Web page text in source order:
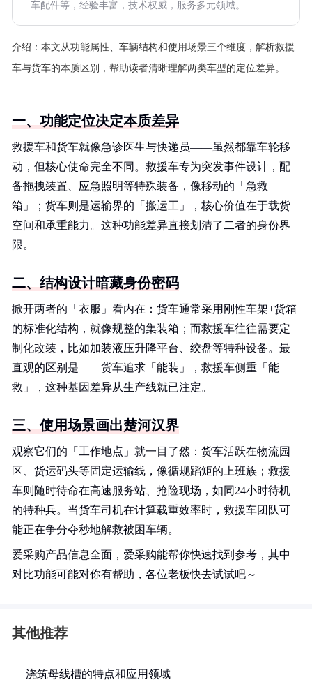
车配件等，经验丰富，技术权威，服务多元领域。
介绍： 本文从功能属性、车辆结构和使用场景三个维度，解析救援
车与货车的本质区别，帮助读者清晰理解两类车型的定位差异。
一、功能定位决定本质差异
救援车和货车就像急诊医生与快递员——虽然都靠车轮移
动，但核心使命完全不同。救援车专为突发事件设计，配
备拖拽装置、应急照明等特殊装备，像移动的「急救
箱」；货车则是运输界的「搬运工」，核心价值在于载货
空间和承重能力。这种功能差异直接划清了二者的身份界
限。
二、结构设计暗藏身份密码
掀开两者的「衣服」看内在：货车通常采用刚性车架+货箱
的标准化结构，就像规整的集装箱；而救援车往往需要定
制化改装，比如加装液压升降平台、绞盘等特种设备。最
直观的区别是——货车追求「能装」，救援车侧重「能
救」，这种基因差异从生产线就已注定。
三、使用场景画出楚河汉界
观察它们的「工作地点」就一目了然：货车活跃在物流园
区、货运码头等固定运输线，像循规蹈矩的上班族；救援
车则随时待命在高速服务站、抢险现场，如同24小时待机
的特种兵。当货车司机在计算载重效率时，救援车团队可
能正在争分夺秒地解救被困车辆。
爱采购产品信息全面，爱采购能帮你快速找到参考，其中
对比功能可能对你有帮助，各位老板快去试试吧～
其他推荐
浇筑母线槽的特点和应用领域